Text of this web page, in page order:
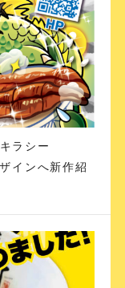
ラシー
インへ新作紹